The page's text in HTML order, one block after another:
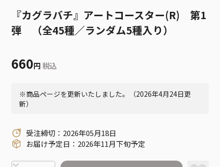
『カグラバチ』アートコースター(R) 第1
弾 （全45種／ランダム5種入り）
660円 税込
※商品ページを更新いたしました。（2026年4月24日更
新）
受注締切：2026年05月18日
お届け予定日：2026年11月下旬予定